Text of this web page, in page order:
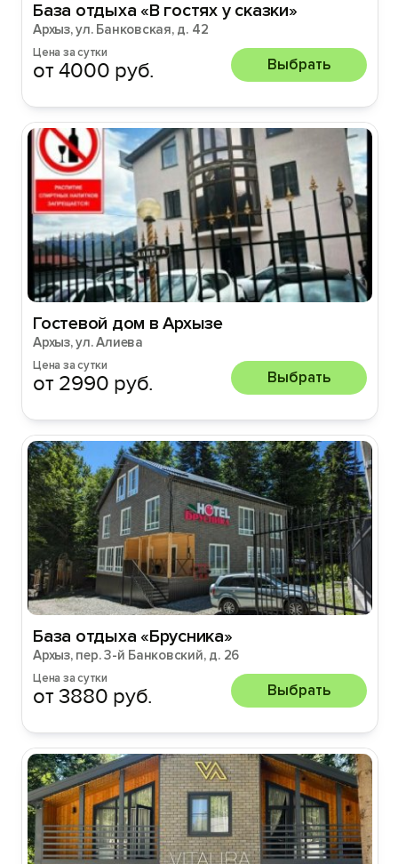
База отдыха «В гостях у сказки»
Архыз, ул. Банковская, д. 42
Цена за сутки
от 4000 руб. Выбрать
Гостевой дом в Архызе
Архыз, ул. Алиева
Цена за сутки
от 2990 руб. Выбрать
База отдыха «Брусника»
Архыз, пер. 3-й Банковский, д. 26
Цена за сутки
от 3880 руб. Выбрать